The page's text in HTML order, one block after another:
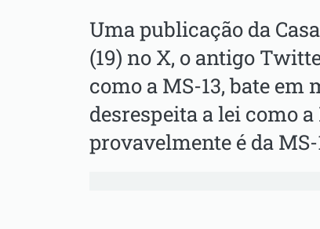
Uma publicação da
(19) no X, o antigo
como a MS-13, bate em
desrespeita a lei como a
provavelmente é da MS-